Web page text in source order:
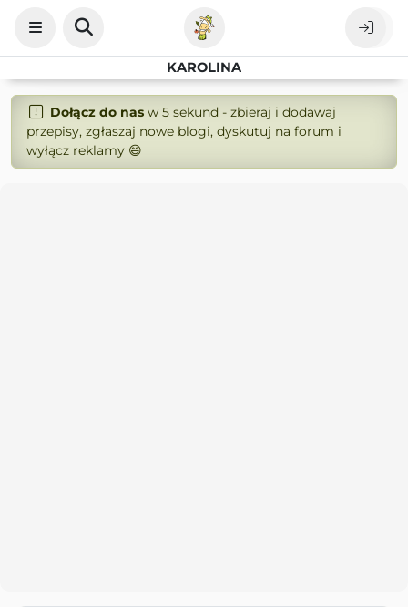
KAROLINA
Dołącz do nasw 5 sekund - zbieraj i dodawaj
przepisy, zgłaszaj nowe blogi, dyskutuj na forum i
wyłącz reklamy 😄